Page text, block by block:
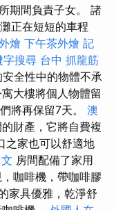
期間負責子女。 諸
正在短短的車程
燴 下午茶外燴 記
字搜尋 台中 抓龍筋
全性中的物體不承
大樓將個人物體留
將再保留7天。 澳
財產，它將自費複
之家也可以舒適地
房間配備了家用
咖啡機，帶咖啡膠
家具優雅，乾淨舒